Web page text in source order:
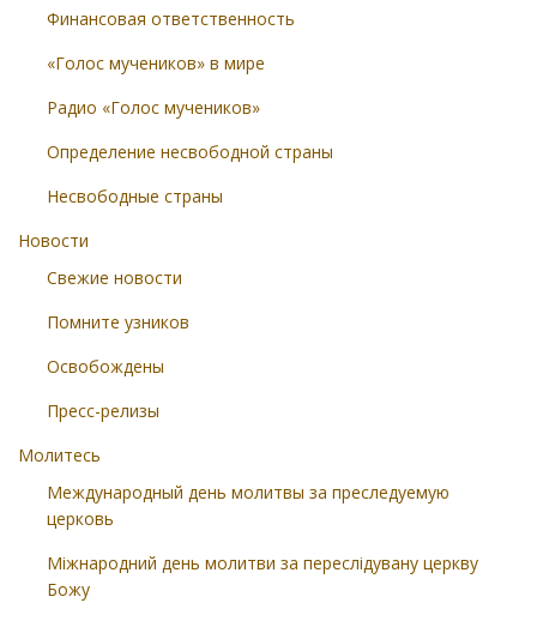
Финансовая ответственность
«Голос мучеников» в мире
Радио «Голос мучеников»
Определение несвободной страны
Несвободные страны
Новости
Свежие новости
Помните узников
Освобождены
Пресс-релизы
Молитесь
Международный день молитвы за преследуемую
церковь
Міжнародний день молитви за переслідувану церкву
Божу